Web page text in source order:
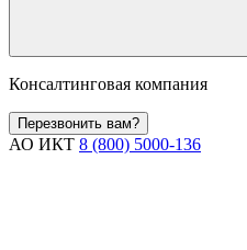
Консалтинговая компания
Перезвонить вам?
АО ИКТ 8 (800) 5000-136